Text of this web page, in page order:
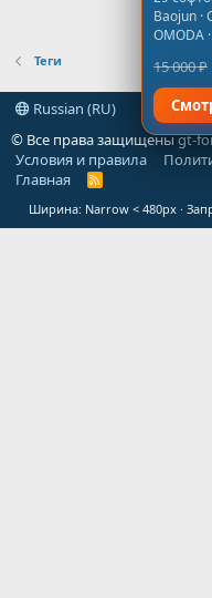
Теги
Russian (RU)
© Все права защищеныgt-
Условия и правила
Главная
R
S
Ширина
Baojun ·
OMODA
15 000 ₽